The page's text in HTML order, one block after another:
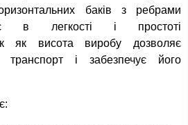
баків з ребрами
в легкості і простоті
як висота виробу дозволяє
транспорт і забезпечує його